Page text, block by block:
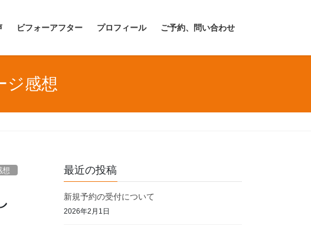
ビフォーアフター プロフィール ご予約、問い合わせ
ジ感想
想 最近の投稿
新規予約の受付について
2026年2月1日